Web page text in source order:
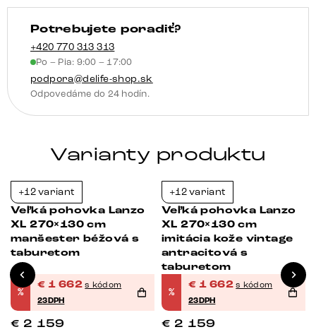
Potrebujete poradiť?
+420 770 313 313
Po – Pia: 9:00 – 17:00
podpora@delife-shop.sk
Odpovedáme do 24 hodín.
Varianty produktu
+12 variant
Veľká pohovka Lanzo
XL 270×130 cm
manšester béžová s
taburetom
%
€ 1 662 s kódom
23DPH
€ 2 159
+12 variant
Veľká pohovka Lanzo
XL 270×130 cm
imitácia kože vintage
antracitová s
taburetom
%
€ 1 662 s kódom
23DPH
€ 2 159